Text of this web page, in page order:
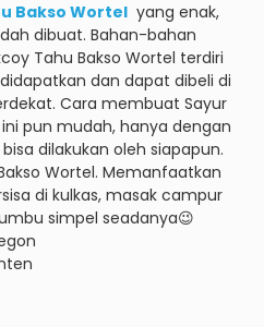
Bakso Wortel yang enak,
dibuat. Bahan-bahan
Tahu Bakso Wortel terdiri
dan dapat dibeli di
Cara membuat Sayur
pun mudah, hanya dengan
dilakukan oleh siapapun.
Wortel. Memanfaatkan
di kulkas, masak campur
simpel seadanya😉